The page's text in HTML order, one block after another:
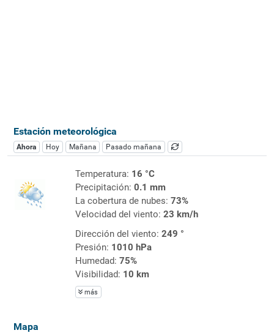
Estación meteorológica
Ahora Hoy Mañana Pasado mañana
Temperatura: 16 °C
Precipitación: 0.1 mm
La cobertura de nubes: 73%
Velocidad del viento: 23 km/h
Dirección del viento: 249 °
Presión: 1010 hPa
Humedad: 75%
Visibilidad: 10 km
más
Mapa